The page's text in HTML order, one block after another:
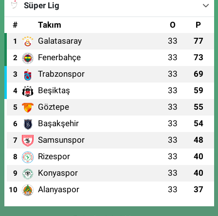
Süper Lig
#
Takım O P
1 Galatasaray 33 77
2 Fenerbahçe 33 73
3 Trabzonspor 33 69
4 Beşiktaş 33 59
5 Göztepe 33 55
6 Başakşehir 33 54
7 Samsunspor 33 48
8 Rizespor 33 40
9 Konyaspor 33 40
10 Alanyaspor 33 37